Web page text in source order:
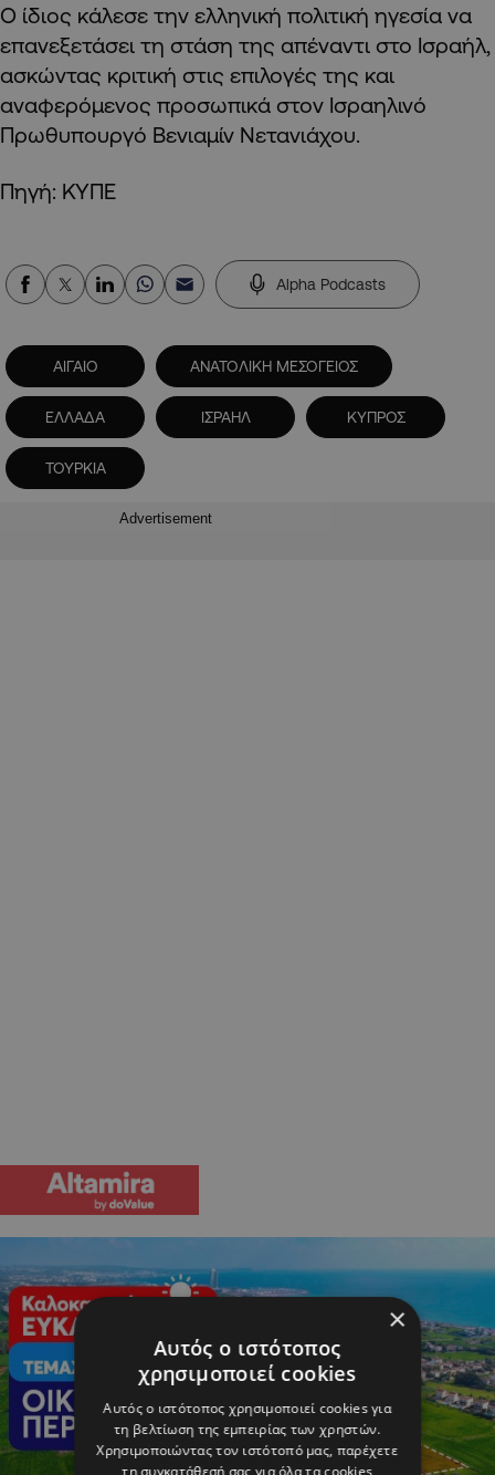
Ο ίδιος κάλεσε την ελληνική πολιτική ηγεσία να
επανεξετάσει τη στάση της απέναντι στο Ισραήλ,
ασκώντας κριτική στις επιλογές της και
αναφερόμενος προσωπικά στον Ισραηλινό
Πρωθυπουργό Βενιαμίν Νετανιάχου.
Πηγή: ΚΥΠΕ
Alpha Podcasts
ΑΙΓΑΙΟ ΑΝΑΤΟΛΙΚΗ ΜΕΣΟΓΕΙΟΣ
ΕΛΛΑΔΑ ΙΣΡΑΗΛ ΚΥΠΡΟΣ
ΤΟΥΡΚΙΑ
Advertisement
×
Αυτός ο ιστότοπος
χρησιμοποιεί cookies
Αυτός ο ιστότοπος χρησιμοποιεί cookies για
τη βελτίωση της εμπειρίας των χρηστών.
Χρησιμοποιώντας τον ιστότοπό μας, παρέχετε
τη συγκατάθεσή σας για όλα τα cookies